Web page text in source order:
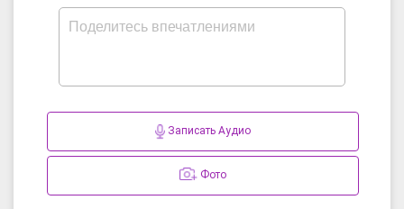
Записать Аудио
Фото